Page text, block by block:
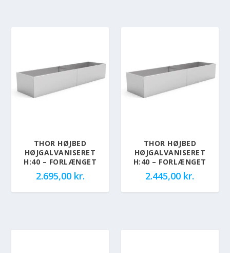
THOR HØJBED
HØJGALVANISERET
H:40 – FORLÆNGET
2.695,00 kr.
THOR HØJBED
HØJGALVANISERET
H:40 – FORLÆNGET
2.445,00 kr.